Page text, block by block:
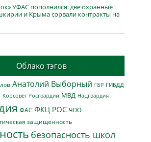
УФАС пополнился: две охранные
и Крыма сорвали контракты на
Облако тэгов
Анатолий Выборный ГБР ГИБДД
Корсовет Росгвардии МВД Нацгвардия
ФАС ФКЦ РОС ЧОО
защищенность
безопасность школ